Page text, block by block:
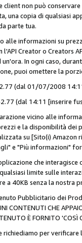
non può
una copia di qualsiasi
parte tua.
alle informazioni su
Creator o Creators
In ogni caso,
puoi omettere la
(dal 01/07/2008
(dal 14:11 [inserire
vicino alle
e la disponibilità
su [Sito(i)
e "Più informazioni"
che interagisce
limite sulle
a 40KB senza la nostra
Pubblicitario dei
CHE
È FORNITO
per